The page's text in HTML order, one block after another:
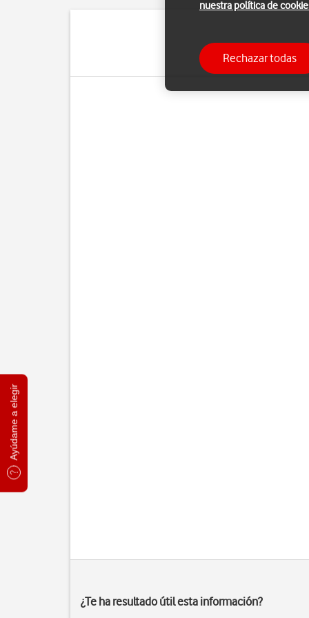
Ayúdame a elegir
Cuando insertas
tarjetas.
¿Te ha resultado útil esta información?
nuestra política de
Rechazar todas